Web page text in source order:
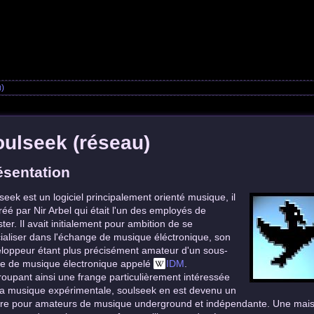
(réseau)
est un logiciel principalement orienté musique, il
par Nir Arbel qui était l'un des employés de
Il avait initialement pour ambition de se
dans l'échange de musique éléctronique, son
étant plus précisément amateur d'un sous-
de musique électronique appelé
IDM
ainsi une frange particulièrement intéressée
musique expérimentale, soulseek en est devenu un
pour amateurs de musique underground et indépendante. Une